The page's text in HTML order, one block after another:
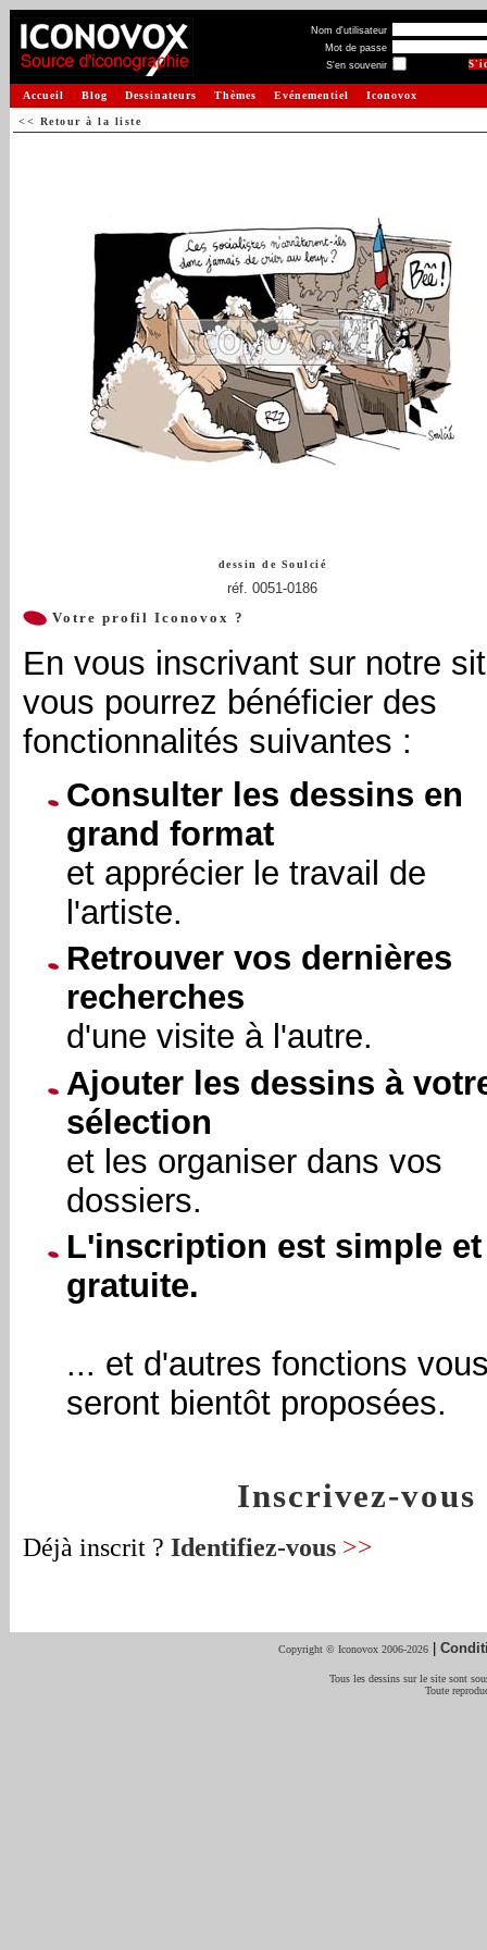
Nom d'utilisateur
Mot de passe
S'en souvenir
Accueil Blog Dessinateurs Thèmes Evénementiel Iconovox
<< Retour à la liste
dessin de Soulcié
réf. 0051-0186
Votre profil Iconovox ?
En vous inscrivant sur notre
vous pourrez bénéficier des
fonctionnalités suivantes :
Consulter les dessins en
grand format
et apprécier le travail de
l'artiste.
Retrouver vos dernières
recherches
d'une visite à l'autre.
Ajouter les dessins à
sélection
et les organiser dans vos
dossiers.
L'inscription est simple et
gratuite.
... et d'autres fonctions
seront bientôt proposées.
Inscrivez-vous
Déjà inscrit ? Identifiez-vous >>
Copyright © Iconovox 2006-2026 |
Tous les dessins sur le site sont
Toute